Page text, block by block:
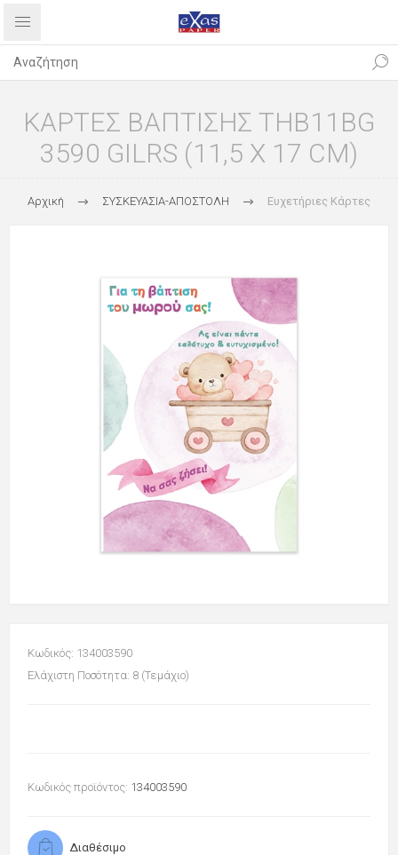
ΚΑΡΤΕΣ ΒΑΠΤΙΣΗΣ THB11BG
3590 GILRS (11,5 X 17 CM)
Αρχική ΣΥΣΚΕΥΑΣΙΑ-ΑΠΟΣΤΟΛΗ Ευχετήριες Κάρτες
Κωδικός: 134003590
Ελάχιστη Ποσότητα: 8 (Τεμάχιο)
Κωδικός προϊόντος: 134003590
Διαθέσιμο